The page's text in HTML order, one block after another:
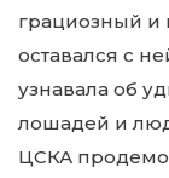
грациозный и
оставался с
узнавала об
лошадей и
ЦСКА